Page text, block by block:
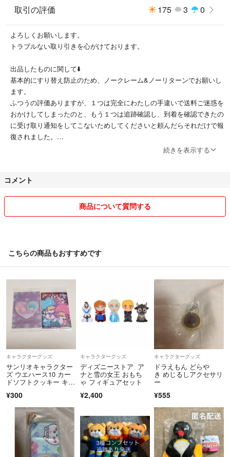
取引の評価 175 3 0
よろしくお願いします。
トラブルない取り引きを心がけております。
出品したものに関して⬇️
基本的にすり替え防止のため、ノークレーム&ノーリターンでお願いし
ます。
ふつうの評価ありますが、１つは完全にわたしの手違いで送料ご迷惑を
おかけしてしまったのと、もう１つは追跡確認し、到着を確認できたの
に受け取り通知をしてこないためしてくださいと頼んだらそれだけで報
復されました。
喫煙者ではありません。
平日の場合は翌日発送を心がけております。
評価が悪い多い方も取引を遠慮させていただきます。
自己中のお取り引きにはお付き合いできませんので、お互い気持ちの良
続きを表示する
コメント
商品について質問する
こちらの商品もおすすめです
キャラクターグッズ
サンリオキャラクター
ズ ウエハース10 カー
ドソフトクッキー キキ
¥300
キャラクターグッズ
ディズニーストア ア
ナと雪の女王 おもち
ゃ フィギュアセット
¥2,400
キャラクターグッズ
ドラえもん どらや
き めじるしアクセサリ
ー
¥555